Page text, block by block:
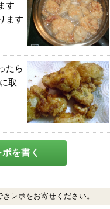
す
ます
たら
取
を書く
レポをお寄せください。